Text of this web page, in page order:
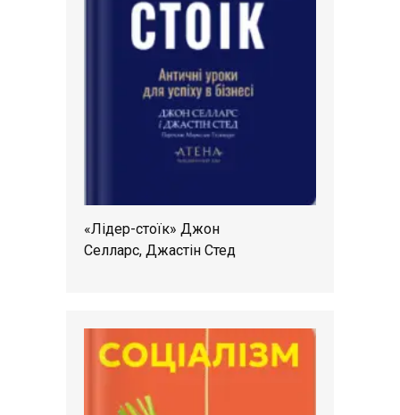
«Лідер-стоїк» Джон
Селларс, Джастін Стед